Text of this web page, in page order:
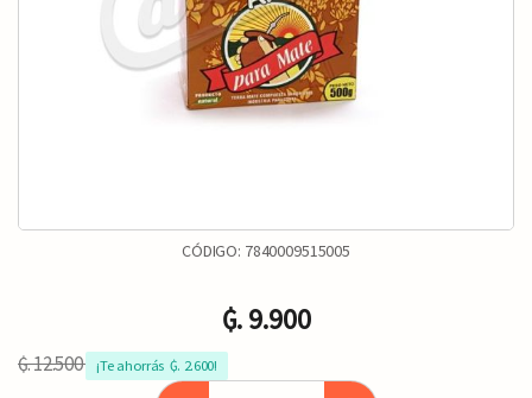
CÓDIGO: 7840009515005
₲. 9.900
₲. 12.500 ¡Te ahorrás  ₲. 2.600!